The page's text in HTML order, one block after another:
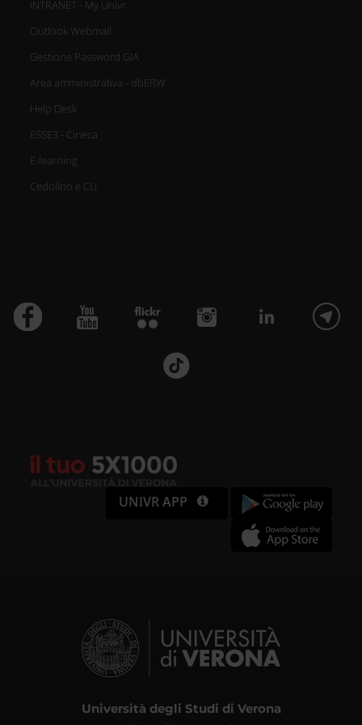
INTRANET - My Univr
Outlook Webmail
Gestione Password GIA
Area amministrativa - dbERW
Help Desk
ESSE3 - Cineca
E-learning
Cedolino e CU
UNIVR APP
Università degli Studi di Verona